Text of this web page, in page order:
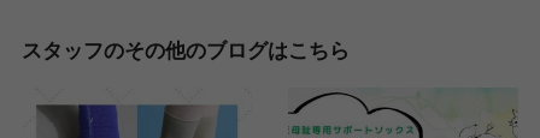
スタッフのその他のブログはこちら